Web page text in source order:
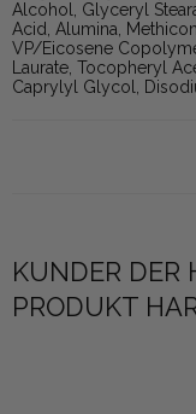
Alcohol, Glyceryl
Acid, Alumina,
VP/Eicosene
Laurate, Tocopheryl
Caprylyl Glycol,
KUNDER DER
PRODUKT